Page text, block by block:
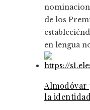
de los
en lengua
Almodóvar
la